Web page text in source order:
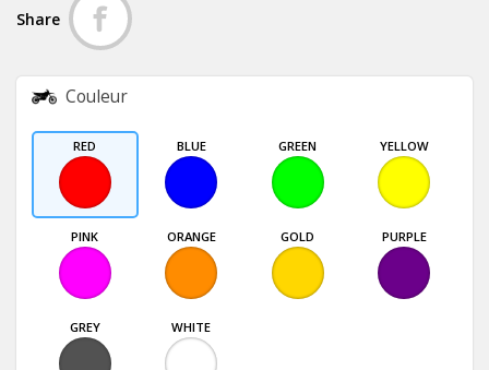
Share
Couleur
RED BLUE GREEN YELLOW
PINK ORANGE GOLD PURPLE
GREY WHITE